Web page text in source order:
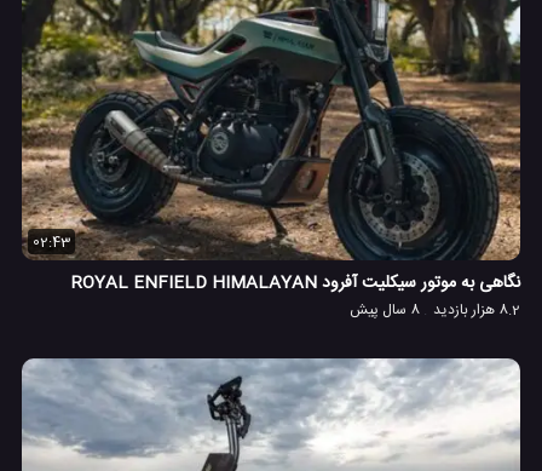
02:43
نگاهی به موتور سیکلیت آفرود ROYAL ENFIELD HIMALAYAN
8.2 هزار بازدید 8 سال پیش